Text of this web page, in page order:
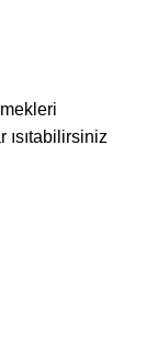
ısıtabilirsiniz